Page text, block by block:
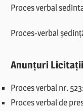
Proces verbal
Proces-verbal
Anunțuri
Proces verbal nr.
Proces verbal de